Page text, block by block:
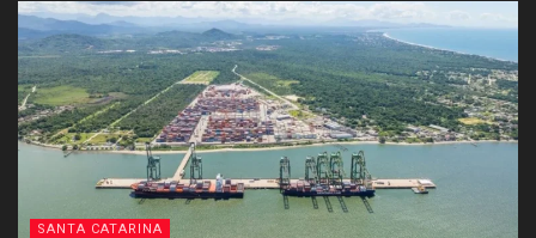
SANTA CATARINA